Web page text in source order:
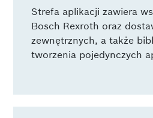
Strefa aplikacji zawiera
Bosch Rexroth oraz
zewnętrznych, a także
tworzenia pojedynczych